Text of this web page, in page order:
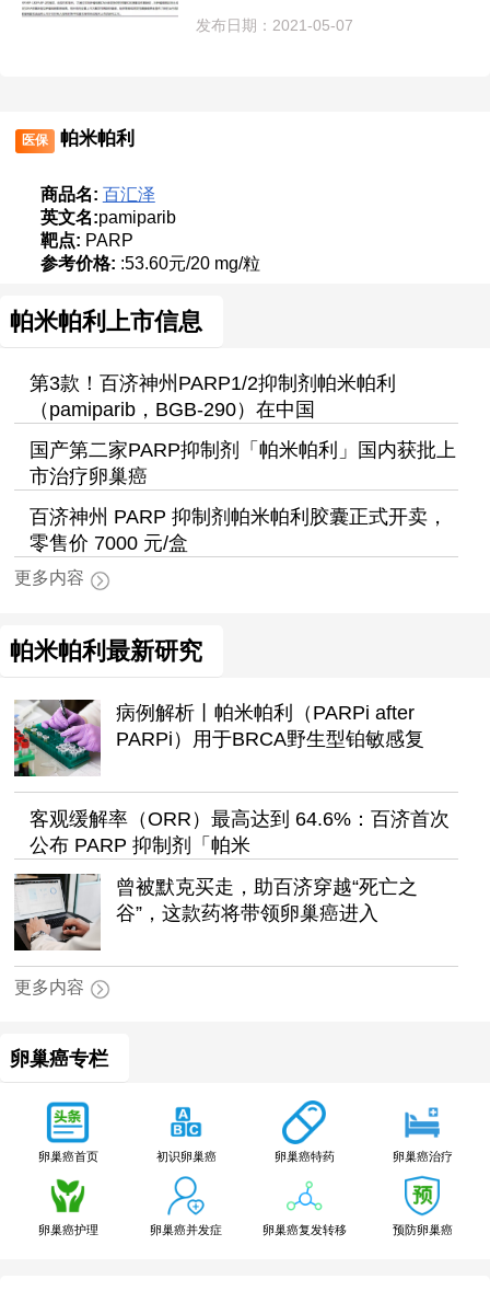
发布日期：2021-05-07
医保 帕米帕利
商品名: 百汇泽
英文名:pamiparib
靶点: PARP
参考价格: :53.60元/20 mg/粒
帕米帕利上市信息
第3款！百济神州PARP1/2抑制剂帕米帕利
（pamiparib，BGB-290）在中国
国产第二家PARP抑制剂「帕米帕利」国内获批上
市治疗卵巢癌
百济神州 PARP 抑制剂帕米帕利胶囊正式开卖，
零售价 7000 元/盒
更多内容
帕米帕利最新研究
病例解析丨帕米帕利（PARPi after
PARPi）用于BRCA野生型铂敏感复
客观缓解率（ORR）最高达到 64.6%：百济首次
公布 PARP 抑制剂「帕米
曾被默克买走，助百济穿越“死亡之
谷”，这款药将带领卵巢癌进入
更多内容
卵巢癌专栏
卵巢癌首页 初识卵巢癌 卵巢癌特药 卵巢癌治疗
卵巢癌护理 卵巢癌并发症 卵巢癌复发转移 预防卵巢癌